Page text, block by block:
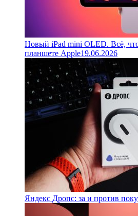
Новый iPad mini OLED. Всё,
планшете Apple19.06.2026
Яндекс Дропс: за и против